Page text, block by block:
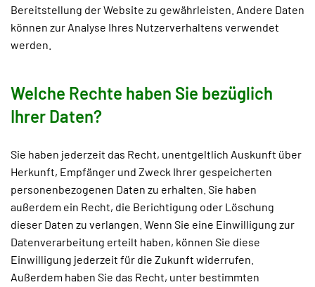
Bereitstellung der Website zu gewährleisten. Andere Daten
können zur Analyse Ihres Nutzerverhaltens verwendet
werden.
Welche Rechte haben Sie bezüglich
Ihrer Daten?
Sie haben jederzeit das Recht, unentgeltlich Auskunft über
Herkunft, Empfänger und Zweck Ihrer gespeicherten
personenbezogenen Daten zu erhalten. Sie haben
außerdem ein Recht, die Berichtigung oder Löschung
dieser Daten zu verlangen. Wenn Sie eine Einwilligung zur
Datenverarbeitung erteilt haben, können Sie diese
Einwilligung jederzeit für die Zukunft widerrufen.
Außerdem haben Sie das Recht, unter bestimmten